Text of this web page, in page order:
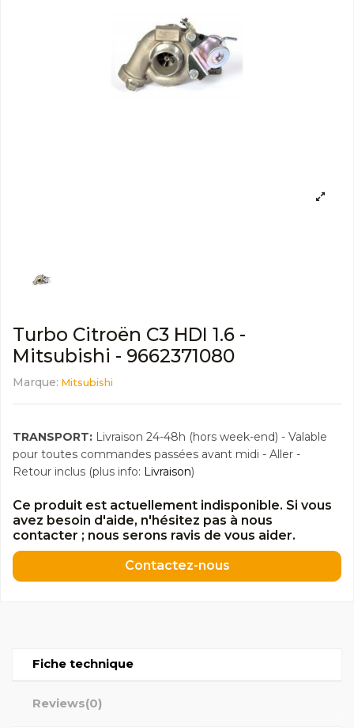
Turbo Citroën C3 HDI 1.6 -
Mitsubishi - 9662371080
Marque: Mitsubishi
TRANSPORT: Livraison 24-48h (hors week-end) - Valable
pour toutes commandes passées avant midi - Aller -
Retour inclus (plus info: Livraison)
Ce produit est actuellement indisponible. Si vous
avez besoin d'aide, n'hésitez pas à nous
contacter ; nous serons ravis de vous aider.
Contactez-nous
Fiche technique
Reviews(0)